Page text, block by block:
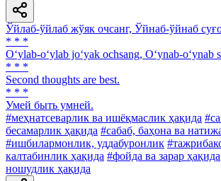
Ўйлаб-ўйлаб жўяк очсанг, Ўйнаб-ўйнаб
* * *
O‘ylab-o‘ylab jo‘yak ochsang, O‘ynab-o‘ynab
* * *
Second thoughts are best.
* * *
Умей быть умней.
#меҳнатсеварлик ва ишёқмаслик ҳақида
бесамарлик ҳақида #сабаб, баҳона ва
#ишбилармонлик, уддабуронлик
калтабинлик ҳақида #фойда ва зарар ҳақида
ношудлик ҳақида